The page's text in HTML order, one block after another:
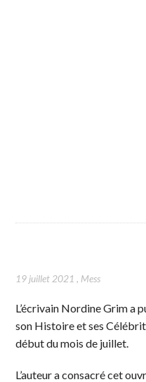
19 juillet 2021 , Mess
L’écrivain Nordine Grim a
son Histoire et ses
début du mois de juillet.
L’auteur a consacré cet